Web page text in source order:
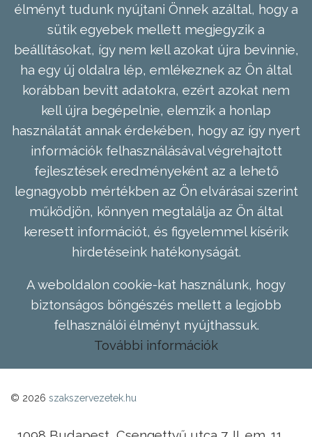
élményt tudunk nyújtani Önnek azáltal, hogy a
sütik egyebek mellett megjegyzik a
beállításokat, így nem kell azokat újra bevinnie,
ha egy új oldalra lép, emlékeznek az Ön által
korábban bevitt adatokra, ezért azokat nem
kell újra begépelnie, elemzik a honlap
használatát annak érdekében, hogy az így nyert
információk felhasználásával végrehajtott
fejlesztések eredményeként az a lehető
legnagyobb mértékben az Ön elvárásai szerint
működjön, könnyen megtalálja az Ön által
keresett információt, és figyelemmel kísérik
hirdetéseink hatékonyságát.
A weboldalon cookie-kat használunk, hogy
biztonságos böngészés mellett a legjobb
felhasználói élményt nyújthassuk.
További információk
© 2026 szakszervezetek.hu